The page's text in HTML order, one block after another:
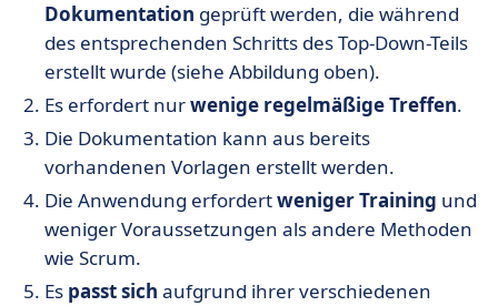
Dokumentation geprüft werden, die während
des entsprechenden Schritts des Top-Down-Teils
erstellt wurde (siehe Abbildung oben).
Es erfordert nurwenige regelmäßige Treffen.
Die Dokumentation kann aus bereits
vorhandenen Vorlagen erstellt werden.
Die Anwendung erfordertweniger Training und
weniger Voraussetzungen als andere Methoden
wie Scrum.
Es passt sich aufgrund ihrer verschiedenen